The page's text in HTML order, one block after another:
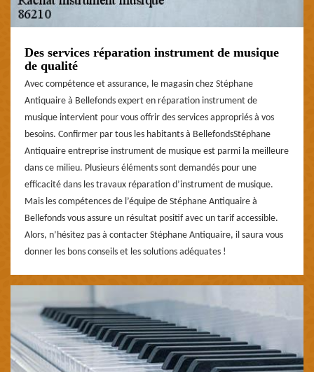
Des services réparation instrument de musique
de qualité
Avec compétence et assurance, le magasin chez Stéphane
Antiquaire à Bellefonds expert en réparation instrument de
musique intervient pour vous offrir des services appropriés à vos
besoins. Confirmer par tous les habitants à BellefondsStéphane
Antiquaire entreprise instrument de musique est parmi la meilleure
dans ce milieu. Plusieurs éléments sont demandés pour une
efficacité dans les travaux réparation d’instrument de musique.
Mais les compétences de l’équipe de Stéphane Antiquaire à
Bellefonds vous assure un résultat positif avec un tarif accessible.
Alors, n’hésitez pas à contacter Stéphane Antiquaire, il saura vous
donner les bons conseils et les solutions adéquates !